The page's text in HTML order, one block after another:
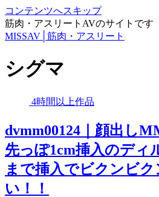
コンテンツへスキップ
筋肉・アスリートAVのサイトです
MISSAV│筋肉・アスリート
シグマ
4時間以上作品
dvmm00124｜顔出し
先っぽ1cm挿入のディ
まで挿入でビクンビ
い！！